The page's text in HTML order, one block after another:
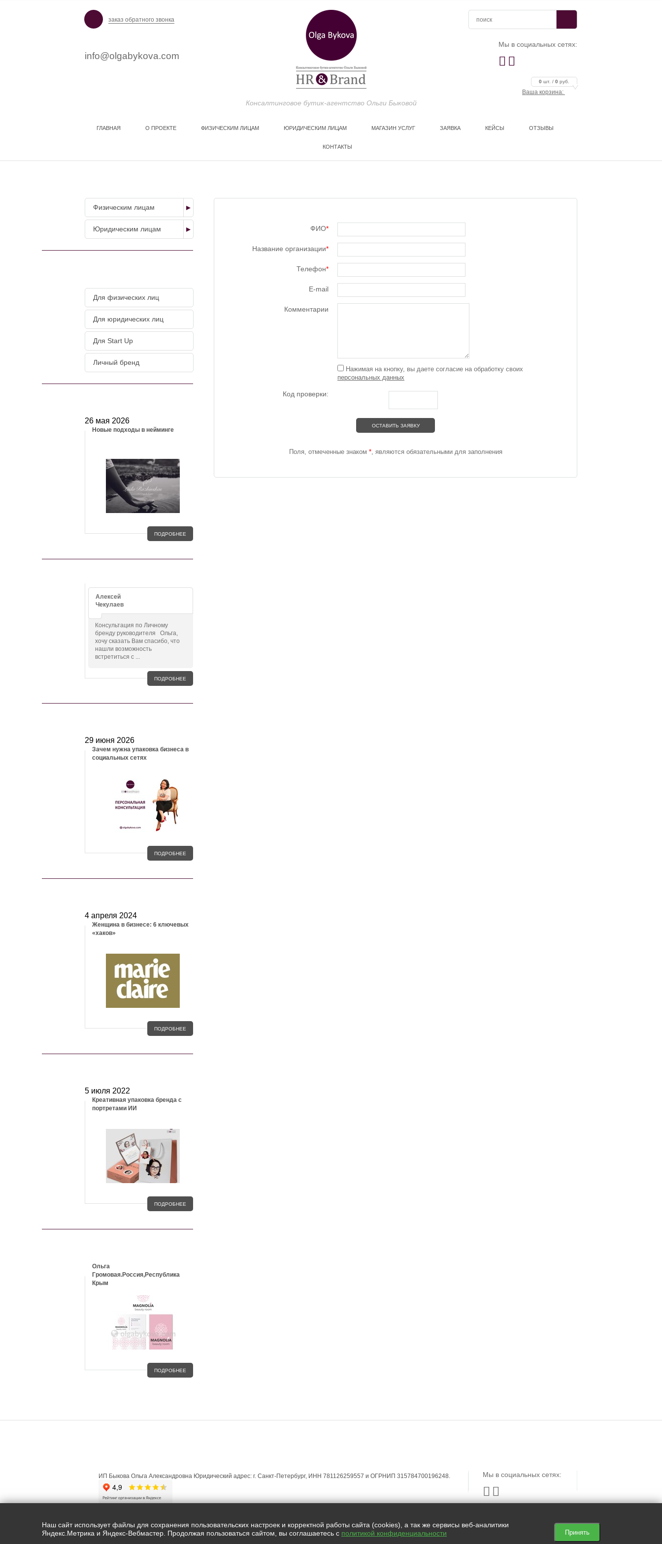
заказ обратного звонка
info@olgabykova.com
Мы в социальных сетях:
 
Ваша корзина:
0 шт. / 0 руб.
Консалтинговое бутик-агентство Ольги Быковой
ГЛАВНАЯ О ПРОЕКТЕ ФИЗИЧЕСКИМ ЛИЦАМ ЮРИДИЧЕСКИМ ЛИЦАМ МАГАЗИН УСЛУГ ЗАЯВКА КЕЙСЫ ОТЗЫВЫ
КОНТАКТЫ
Физическим лицам
Юридическим лицам
Для физических лиц
Для юридических лиц
Для Start Up
Личный бренд
26 мая 2026
Новые подходы в нейминге
ПОДРОБНЕЕ
Алексей
Чекулаев
Консультация по Личному
бренду руководителя Ольга,
хочу сказать Вам спасибо, что
нашли возможность
встретиться с ...
ПОДРОБНЕЕ
29 июня 2026
Зачем нужна упаковка бизнеса в
социальных сетях
ПОДРОБНЕЕ
4 апреля 2024
Женщина в бизнесе: 6 ключевых
«хаков»
ПОДРОБНЕЕ
5 июля 2022
Креативная упаковка бренда с
портретами ИИ
ПОДРОБНЕЕ
Ольга
Громовая.Россия,Республика
Крым
ПОДРОБНЕЕ
ФИО*
Название организации*
Телефон*
E-mail
Комментарии
Нажимая на кнопку, вы даете согласие на обработку своих
персональных данных
Код проверки:
Поля, отмеченные знаком *, являются обязательными для заполнения
ИП Быкова Ольга Александровна Юридический адрес: г. Санкт-Петербург, ИНН 781126259557 и ОГРНИП 315784700196248. Мы в социальных сетях:
 
Наш сайт использует файлы для сохранения пользовательских настроек и корректной работы сайта (cookies), а так же сервисы веб-аналитики
Яндекс.Метрика и Яндекс-Вебмастер. Продолжая пользоваться сайтом, вы соглашаетесь с политикой конфиденциальности Принять